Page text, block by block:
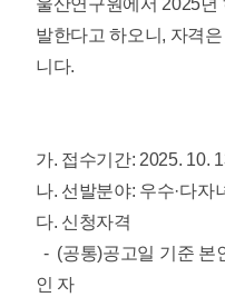
울산연구원에서 2025년
발한다고 하오니, 자격
니다.
가. 접수기간: 2025. 10.
나. 선발분야: 우수·다자
다. 신청자격
- (공통)공고일 기준 본
인 자